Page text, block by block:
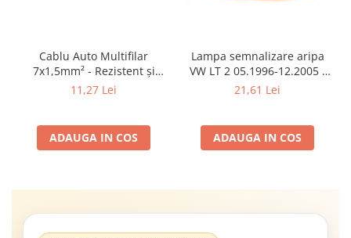
Cablu Auto Multifilar
7x1,5mm² - Rezistent și
Flexibil pentru Remorci 12V-
11,27 Lei
ADAUGA IN COS
Lampa semnalizare aripa
VW LT 2 05.1996-12.2005 ;
Mercedes Sprinter 1995-
Neoplan Euroliner,
Starliner,Centroliner,
21,61 Lei
ADAUGA IN COS